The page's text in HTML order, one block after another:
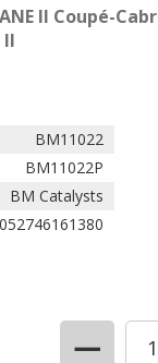
II Coupé-
II
BM11022
BM11022P
BM Catalysts
−